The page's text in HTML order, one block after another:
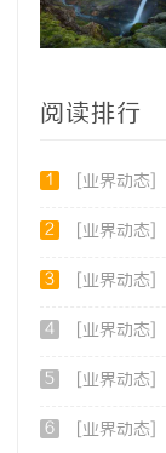
阅读排行
1 [业界动态]
2 [业界动态]
3 [业界动态]
4 [业界动态]
5 [业界动态]
6 [业界动态]